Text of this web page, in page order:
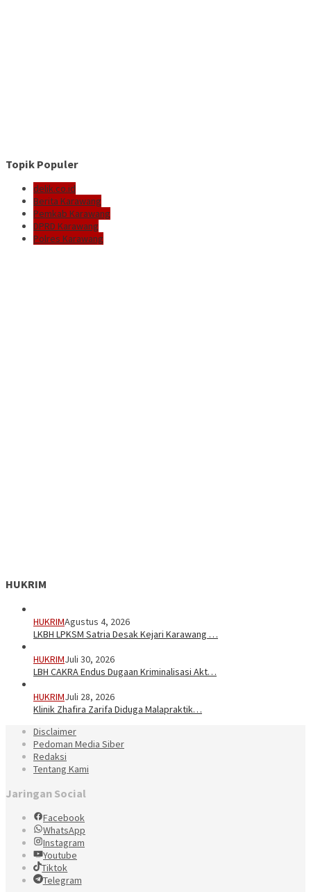
Topik Populer
delik.co.id
Berita Karawang
Pemkab Karawang
DPRD Karawang
Polres Karawang
HUKRIM
HUKRIMAgustus 4, 2026
LKBH LPKSM Satria Desak Kejari Karawang …
HUKRIMJuli 30, 2026
LBH CAKRA Endus Dugaan Kriminalisasi Akt…
HUKRIMJuli 28, 2026
Klinik Zhafira Zarifa Diduga Malapraktik…
Disclaimer
Pedoman Media Siber
Redaksi
Tentang Kami
Jaringan Social
Facebook
WhatsApp
Instagram
Youtube
Tiktok
Telegram